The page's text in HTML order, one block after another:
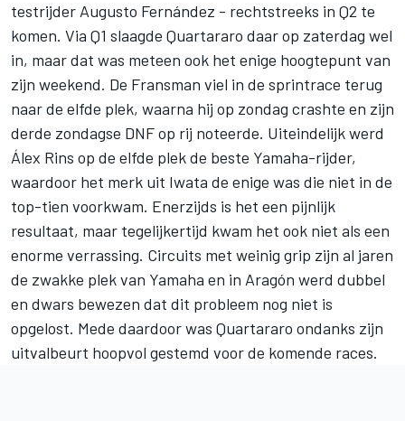
testrijder Augusto Fernández - rechtstreeks in Q2 te
komen. Via Q1 slaagde Quartararo daar op zaterdag wel
in, maar dat was meteen ook het enige hoogtepunt van
zijn weekend. De Fransman viel in de sprintrace terug
naar de elfde plek, waarna hij op zondag crashte en zijn
derde zondagse DNF op rij noteerde. Uiteindelijk werd
Álex Rins op de elfde plek de beste Yamaha-rijder,
waardoor het merk uit Iwata de enige was die niet in de
top-tien voorkwam. Enerzijds is het een pijnlijk
resultaat, maar tegelijkertijd kwam het ook niet als een
enorme verrassing. Circuits met weinig grip zijn al jaren
de zwakke plek van Yamaha en in Aragón werd dubbel
en dwars bewezen dat dit probleem nog niet is
opgelost. Mede daardoor was Quartararo ondanks zijn
uitvalbeurt hoopvol gestemd voor de komende races.